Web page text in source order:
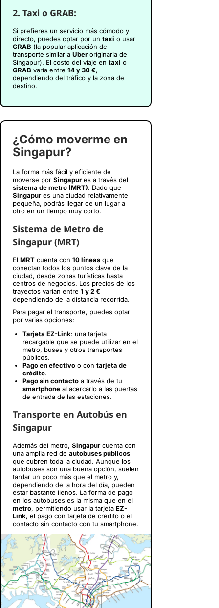
2. Taxi o GRAB:
Si prefieres un servicio más cómodo y
directo, puedes optar por un taxi o usar
GRAB (la popular aplicación de
transporte similar a Uber originaria de
Singapur). El costo del viaje en taxi o
GRAB varía entre 14 y 30 €,
dependiendo del tráfico y la zona de
destino.
¿Cómo moverme en
Singapur?
La forma más fácil y eficiente de
moverse por Singapur es a través del
sistema de metro (MRT). Dado que
Singapur es una ciudad relativamente
pequeña, podrás llegar de un lugar a
otro en un tiempo muy corto.
Sistema de Metro de
Singapur (MRT)
El MRT cuenta con 10 líneas que
conectan todos los puntos clave de la
ciudad, desde zonas turísticas hasta
centros de negocios. Los precios de los
trayectos varían entre 1 y 2 €
dependiendo de la distancia recorrida.
Para pagar el transporte, puedes optar
por varias opciones:
Tarjeta EZ-Link: una tarjeta
recargable que se puede utilizar en el
metro, buses y otros transportes
públicos.
Pago en efectivo o con tarjeta de
crédito.
Pago sin contacto a través de tu
smartphone al acercarlo a las puertas
de entrada de las estaciones.
Transporte en Autobús en
Singapur
Además del metro, Singapur cuenta con
una amplia red de autobuses públicos
que cubren toda la ciudad. Aunque los
autobuses son una buena opción, suelen
tardar un poco más que el metro y,
dependiendo de la hora del día, pueden
estar bastante llenos. La forma de pago
en los autobuses es la misma que en el
metro, permitiendo usar la tarjeta EZ-
Link, el pago con tarjeta de crédito o el
contacto sin contacto con tu smartphone.